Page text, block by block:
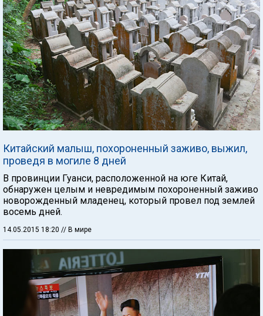
Китайский малыш, похороненный заживо, выжил,
проведя в могиле 8 дней
В провинции Гуанси, расположенной на юге Китай,
обнаружен целым и невредимым похороненный заживо
новорожденный младенец, который провел под землей
восемь дней.
14.05.2015 18:20 // В мире